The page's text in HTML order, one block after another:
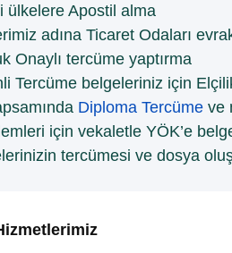
ülkelere Apostil alma
adına Ticaret Odaları
Onaylı tercüme yaptırma
Tercüme belgeleriniz için
Diploma Tercüme ve
için vekaletle YÖK’e
tercümesi ve dosya